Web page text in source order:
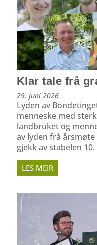
Klar tale frå
29. juni 2026
Lyden av
menneske med
landbruket og
av lyden frå
gjekk av stabelen
LES MEIR